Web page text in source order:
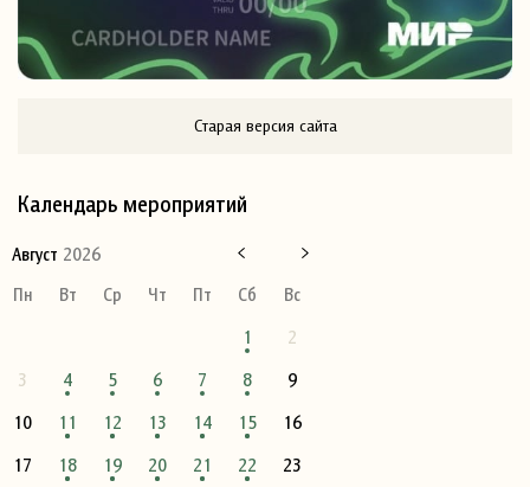
Старая версия сайта
Календарь мероприятий
Август 2026
Пн
Вт Ср Чт Пт Сб
Вс
1
2
3
4 5 6 7 8
9
10
11 12 13 14 15
16
17
18 19 20 21 22
23